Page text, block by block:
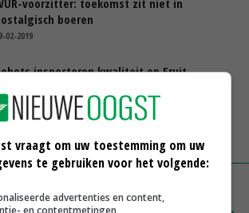
voorzitter: toekomst zit niet in
boeren
02-2019
inspecteren kwaliteit op Fruit
02-2019
vraagt om uw toestemming om uw
te gebruiken voor het volgende:
advertenties en content,
en contentmetingen,